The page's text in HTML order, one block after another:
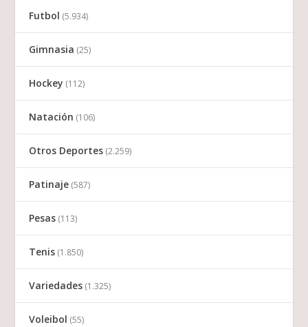
Futbol (5.934)
Gimnasia (25)
Hockey (112)
Natación (106)
Otros Deportes (2.259)
Patinaje (587)
Pesas (113)
Tenis (1.850)
Variedades (1.325)
Voleibol (55)